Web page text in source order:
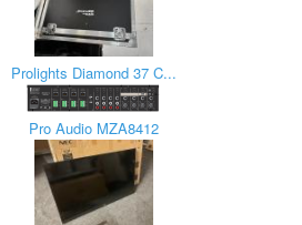
Prolights Diamond 37 C...
Pro Audio MZA8412